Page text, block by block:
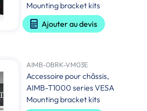
Mounting bracket kits
Ajouter au devis
AIMB-0BRK-VM03E
Accessoire pour châssis,
AIMB-T1000 series VESA
Mounting bracket kits